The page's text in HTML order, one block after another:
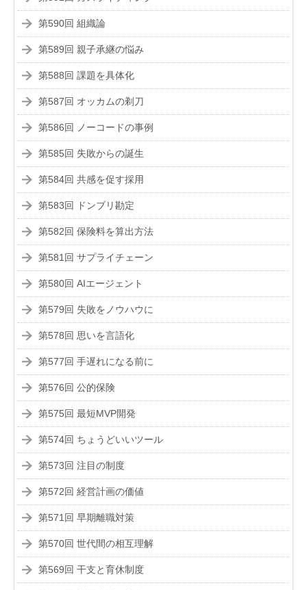
第590回 組織論
第589回 親子承継の悩み
第588回 課題を具体化
第587回 オッカムの剃刀
第586回 ノーコードの事例
第585回 失敗からの誕生
第584回 共感を促す採用
第583回 ドンブリ勘定
第582回 保険料を算出方法
第581回 サプライチェーン
第580回 AIエージェント
第579回 失敗をノウハウに
第578回 思いを言語化
第577回 手遅れになる前に
第576回 公的保険
第575回 最短MVP開発
第574回 ちょうどいいツール
第573回 注目の制度
第572回 経営計画の価値
第571回 早期離職対策
第570回 世代間の相互理解
第569回 干支と育休制度